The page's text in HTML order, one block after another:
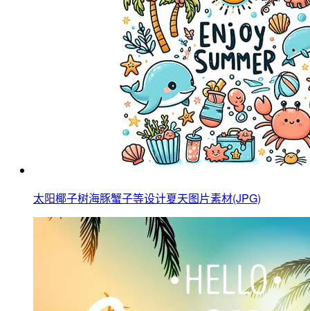
太阳椰子树海豚蟹子等设计夏天图片素材(JPG)